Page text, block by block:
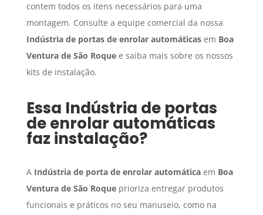
contem todos os itens necessários para uma
montagem. Consulte a equipe comercial da nossa
Indústria de portas de enrolar automáticasem Boa
Ventura de São Roquee saiba mais sobre os nossos
kits de instalação.
Essa Indústria de portas
de enrolar automáticas
faz instalação?
A Indústria de porta de enrolar automáticaem Boa
Ventura de São Roqueprioriza entregar produtos
funcionais e práticos no seu manuseio, como na